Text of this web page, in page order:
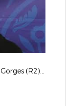
Coupe de France : l'Elan de Gorges (R2) toujours en course !